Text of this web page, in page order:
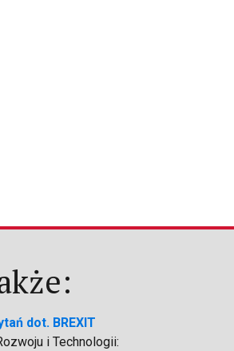
dot. BREXIT
i Technologii: